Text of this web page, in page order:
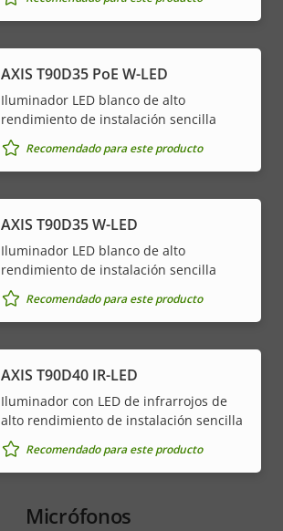
AXIS T90D35 PoE W-LED
Iluminador LED blanco de alto
rendimiento de instalación sencilla
Recomendado para este producto
AXIS T90D35 W-LED
Iluminador LED blanco de alto
rendimiento de instalación sencilla
Recomendado para este producto
AXIS T90D40 IR-LED
Iluminador con LED de infrarrojos de
alto rendimiento de instalación sencilla
Recomendado para este producto
Micrófonos